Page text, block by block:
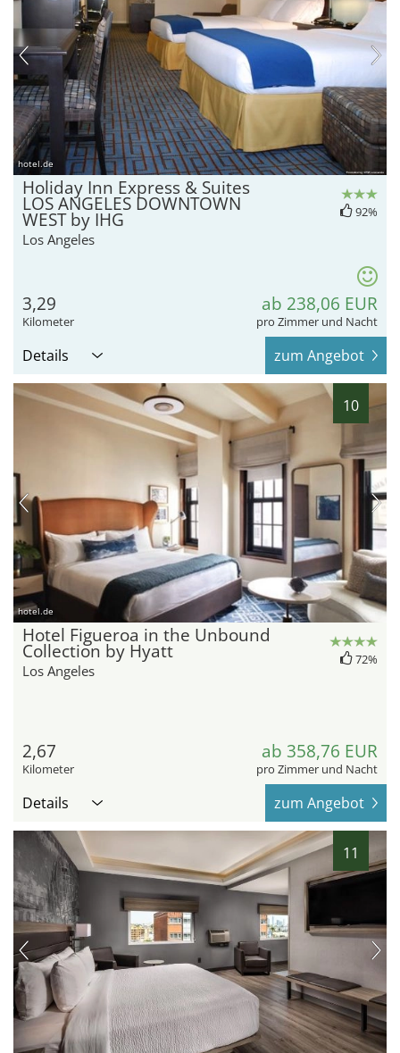
hotel.de
Holiday Inn Express & Suites
LOS ANGELES DOWNTOWN
WEST by IHG
Los Angeles
92%
3,29
Kilometer
ab 238,06 EUR
pro Zimmer und Nacht
Details zum Angebot
10
hotel.de
Hotel Figueroa in the Unbound
Collection by Hyatt
Los Angeles
72%
2,67
Kilometer
ab 358,76 EUR
pro Zimmer und Nacht
Details zum Angebot
11